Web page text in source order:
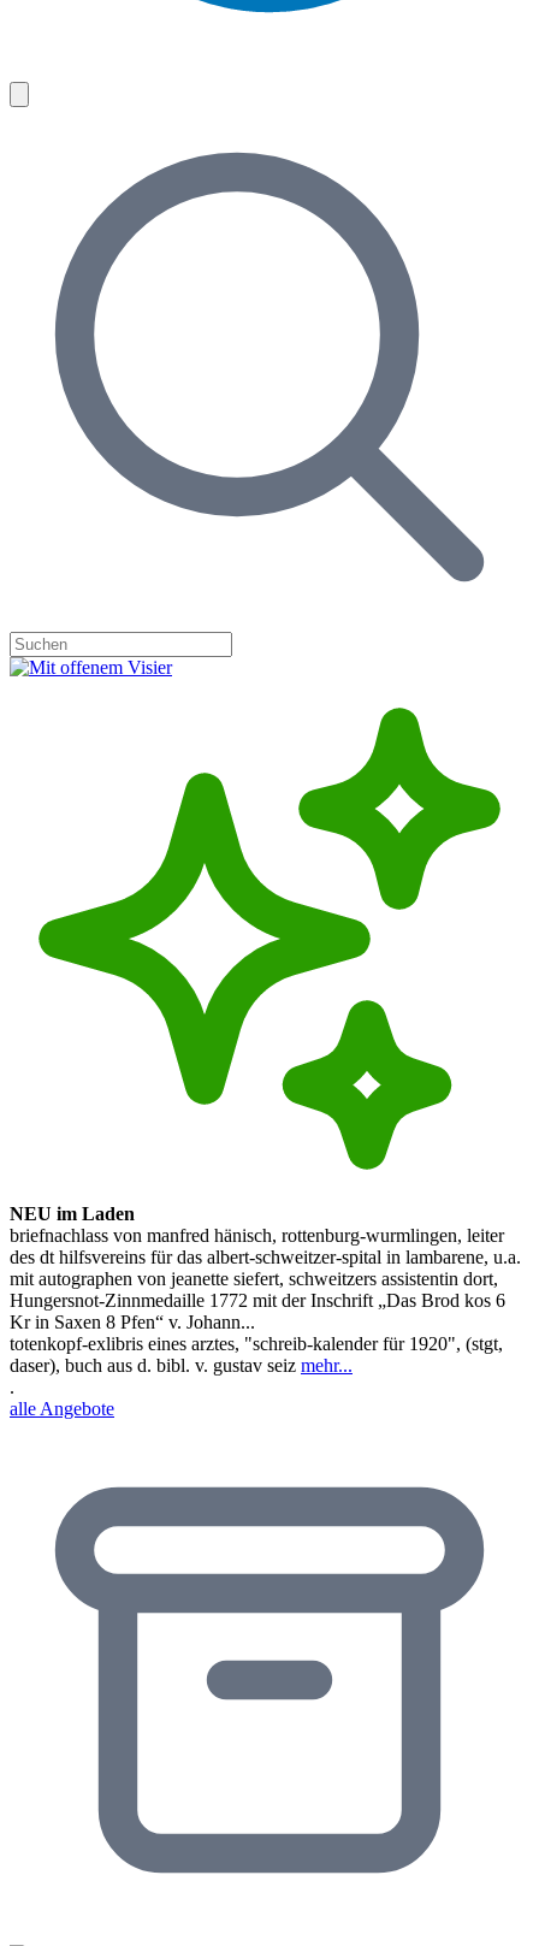
NEU im Laden
briefnachlass von manfred hänisch, rottenburg-wurmlingen, leiter
des dt hilfsvereins für das albert-schweitzer-spital in lambarene, u.a.
mit autographen von jeanette siefert, schweitzers assistentin dort,
Hungersnot-Zinnmedaille 1772 mit der Inschrift „Das Brod kos 6
Kr in Saxen 8 Pfen“ v. Johann...
totenkopf-exlibris eines arztes, "schreib-kalender für 1920", (stgt,
daser), buch aus d. bibl. v. gustav seiz mehr...
.
alle Angebote